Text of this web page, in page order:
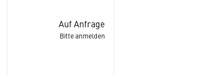
Auf Anfrage
Bitte anmelden